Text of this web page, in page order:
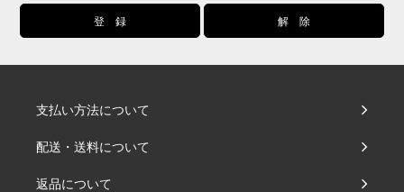
支払い方法について
配送・送料について
返品について